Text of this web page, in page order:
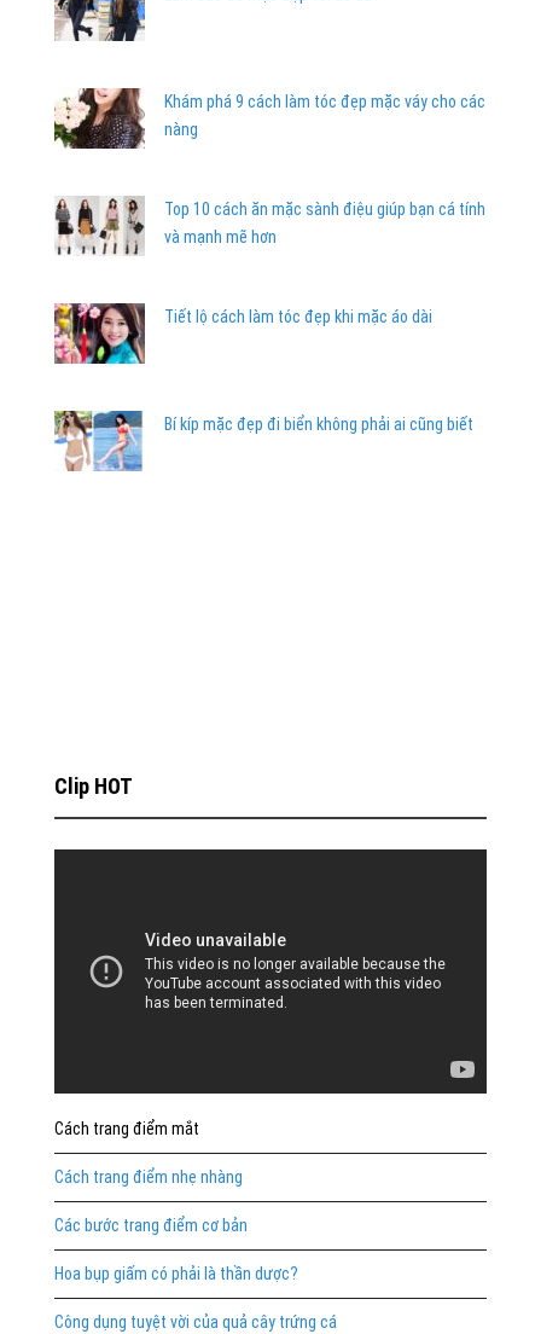
Khám phá 9 cách làm tóc đẹp mặc váy cho các
nàng
Top 10 cách ăn mặc sành điệu giúp bạn cá tính
và mạnh mẽ hơn
Tiết lộ cách làm tóc đẹp khi mặc áo dài
Bí kíp mặc đẹp đi biển không phải ai cũng biết
Clip HOT
Cách trang điểm mắt
Cách trang điểm nhẹ nhàng
Các bước trang điểm cơ bản
Hoa bụp giấm có phải là thần dược?
Công dụng tuyệt vời của quả cây trứng cá